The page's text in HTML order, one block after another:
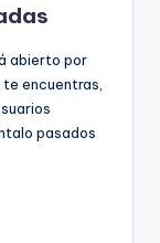
abierto por
encuentras,
pasados